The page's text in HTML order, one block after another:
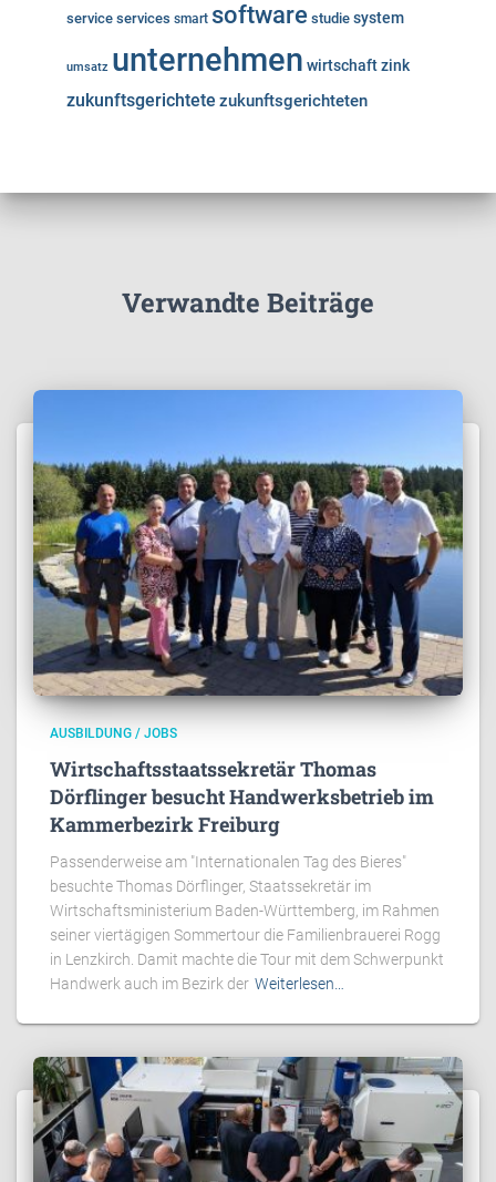
service services smart software studie system
umsatz unternehmen wirtschaftzink
zukunftsgerichtete zukunftsgerichteten
Verwandte Beiträge
AUSBILDUNG / JOBS
Wirtschaftsstaatssekretär Thomas
Dörflinger besucht Handwerksbetrieb im
Kammerbezirk Freiburg
Passenderweise am "Internationalen Tag des Bieres"
besuchte Thomas Dörflinger, Staatssekretär im
Wirtschaftsministerium Baden-Württemberg, im Rahmen
seiner viertägigen Sommertour die Familienbrauerei Rogg
in Lenzkirch. Damit machte die Tour mit dem Schwerpunkt
Handwerk auch im Bezirk der Weiterlesen…